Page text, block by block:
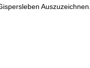
Auszuzeichnen.